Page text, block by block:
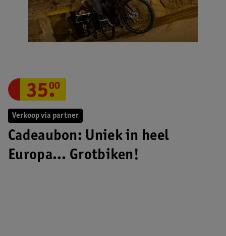
Verkoop via partner
Cadeaubon: Uniek in heel
Europa... Grotbiken!
35.
00